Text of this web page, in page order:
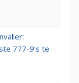
777-9’s te